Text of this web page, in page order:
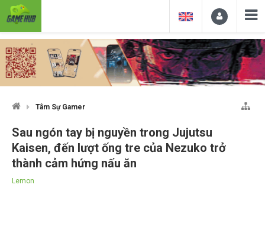
Tâm Sự Gamer
Sau ngón tay bị nguyền trong Jujutsu
Kaisen, đến lượt ống tre của Nezuko trở
thành cảm hứng nấu ăn
Lemon